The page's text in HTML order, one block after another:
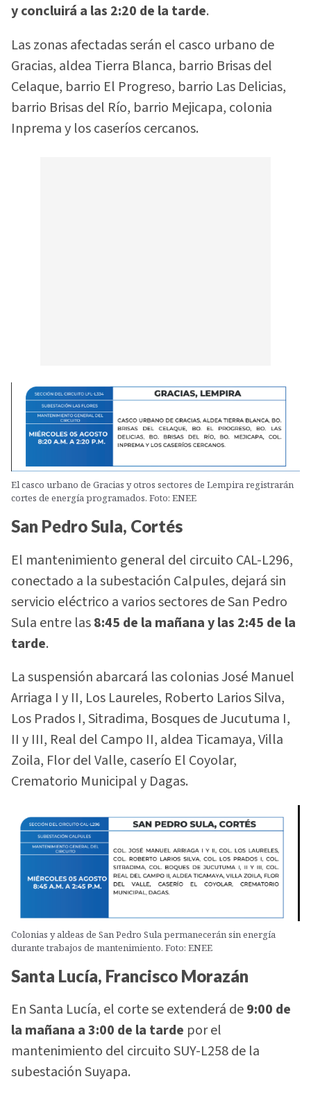
y concluirá a las 2:20 de la tarde.
Las zonas afectadas serán el casco urbano de
Gracias, aldea Tierra Blanca, barrio Brisas del
Celaque, barrio El Progreso, barrio Las Delicias,
barrio Brisas del Río, barrio Mejicapa, colonia
Inprema y los caseríos cercanos.
El casco urbano de Gracias y otros sectores de Lempira registrarán
cortes de energía programados. Foto: ENEE
San Pedro Sula, Cortés
El mantenimiento general del circuito CAL-L296,
conectado a la subestación Calpules, dejará sin
servicio eléctrico a varios sectores de San Pedro
Sula entre las8:45 de la mañana y las 2:45 de la
tarde.
La suspensión abarcará las colonias José Manuel
Arriaga I y II, Los Laureles, Roberto Larios Silva,
Los Prados I, Sitradima, Bosques de Jucutuma I,
II y III, Real del Campo II, aldea Ticamaya, Villa
Zoila, Flor del Valle, caserío El Coyolar,
Crematorio Municipal y Dagas.
Colonias y aldeas de San Pedro Sula permanecerán sin energía
durante trabajos de mantenimiento. Foto: ENEE
Santa Lucía, Francisco Morazán
En Santa Lucía, el corte se extenderá de9:00 de
la mañana a 3:00 de la tarde por el
mantenimiento del circuito SUY-L258 de la
subestación Suyapa.